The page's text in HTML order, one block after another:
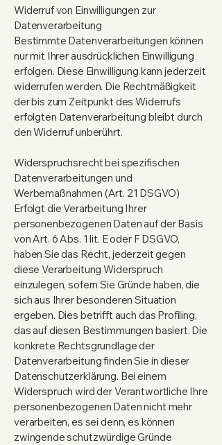
Widerruf von Einwilligungen zur
Datenverarbeitung
Bestimmte Datenverarbeitungen können
nur mit Ihrer ausdrücklichen Einwilligung
erfolgen. Diese Einwilligung kann jederzeit
widerrufen werden. Die Rechtmäßigkeit
der bis zum Zeitpunkt des Widerrufs
erfolgten Datenverarbeitung bleibt durch
den Widerruf unberührt.
Widerspruchsrecht bei spezifischen
Datenverarbeitungen und
Werbemaßnahmen (Art. 21 DSGVO)
Erfolgt die Verarbeitung Ihrer
personenbezogenen Daten auf der Basis
von Art. 6 Abs. 1 lit. E oder F DSGVO,
haben Sie das Recht, jederzeit gegen
diese Verarbeitung Widerspruch
einzulegen, sofern Sie Gründe haben, die
sich aus Ihrer besonderen Situation
ergeben. Dies betrifft auch das Profiling,
das auf diesen Bestimmungen basiert. Die
konkrete Rechtsgrundlage der
Datenverarbeitung finden Sie in dieser
Datenschutzerklärung. Bei einem
Widerspruch wird der Verantwortliche Ihre
personenbezogenen Daten nicht mehr
verarbeiten, es sei denn, es können
zwingende schutzwürdige Gründe